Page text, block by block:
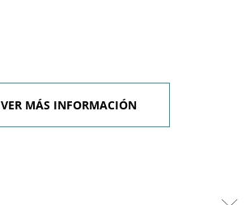
VER MÁS INFORMACIÓN